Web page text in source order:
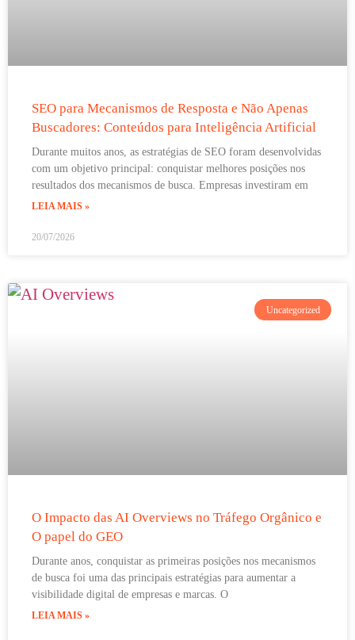
SEO para Mecanismos de Resposta e Não Apenas
Buscadores: Conteúdos para Inteligência Artificial
Durante muitos anos, as estratégias de SEO foram desenvolvidas
com um objetivo principal: conquistar melhores posições nos
resultados dos mecanismos de busca. Empresas investiram em
LEIA MAIS »
20/07/2026
Uncategorized
O Impacto das AI Overviews no Tráfego Orgânico e
O papel do GEO
Durante anos, conquistar as primeiras posições nos mecanismos
de busca foi uma das principais estratégias para aumentar a
visibilidade digital de empresas e marcas. O
LEIA MAIS »